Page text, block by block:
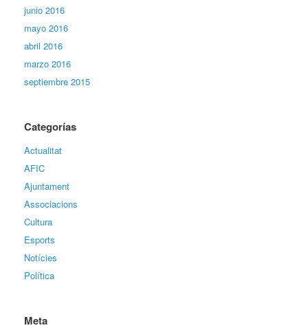
junio 2016
mayo 2016
abril 2016
marzo 2016
septiembre 2015
Categorías
Actualitat
AFIC
Ajuntament
Associacions
Cultura
Esports
Notícies
Política
Meta